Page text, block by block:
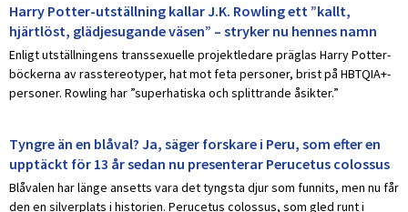
Harry Potter-utställning kallar J.K. Rowling ett ”kallt,
hjärtlöst, glädjesugande väsen” – stryker nu hennes namn
Enligt utställningens transsexuelle projektledare präglas Harry Potter-
böckerna av rasstereotyper, hat mot feta personer, brist på HBTQIA+-
personer. Rowling har ”superhatiska och splittrande åsikter.”
Tyngre än en blåval? Ja, säger forskare i Peru, som efter en
upptäckt för 13 år sedan nu presenterar Perucetus colossus
Blåvalen har länge ansetts vara det tyngsta djur som funnits, men nu får
den en silverplats i historien. Perucetus colossus, som gled runt i